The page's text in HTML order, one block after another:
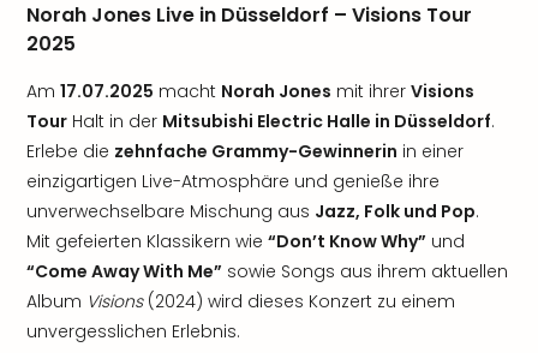
Norah Jones Live in Düsseldorf – Visions Tour
2025
Am 17.07.2025 macht Norah Jones mit ihrer Visions
Tour Halt in der Mitsubishi Electric Halle in Düsseldorf.
Erlebe die zehnfache Grammy-Gewinnerin in einer
einzigartigen Live-Atmosphäre und genieße ihre
unverwechselbare Mischung aus Jazz, Folk und Pop.
Mit gefeierten Klassikern wie “Don’t Know Why” und
“Come Away With Me” sowie Songs aus ihrem aktuellen
Album Visions(2024) wird dieses Konzert zu einem
unvergesslichen Erlebnis.